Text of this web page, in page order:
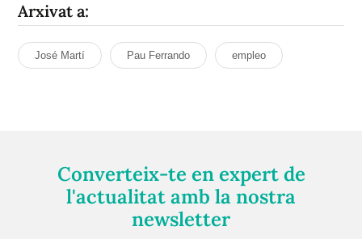
Arxivat a:
José Martí Pau Ferrando empleo
Converteix-te en expert de
l'actualitat amb la nostra
newsletter